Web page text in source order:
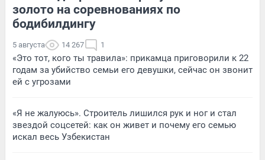
золото на соревнованиях по
бодибилдингу
5 августа 14 267 1
«Это тот, кого ты травила»: прикамца приговорили к 22
годам за убийство семьи его девушки, сейчас он звонит
ей с угрозами
«Я не жалуюсь». Строитель лишился рук и ног и стал
звездой соцсетей: как он живет и почему его семью
искал весь Узбекистан